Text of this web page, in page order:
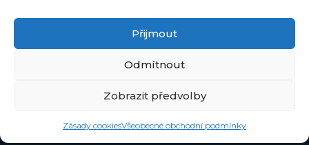
Přijmout
Odmítnout
Zobrazit předvolby
Zásady cookiesVšeobecné obchodní podmínky
© 2011 - 2026 Asociace jihočeských audiovizuálních tvůrců